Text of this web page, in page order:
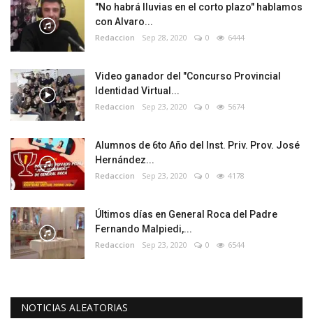
"No habrá lluvias en el corto plazo" hablamos
con Alvaro...
Redaccion Sep 28, 2020 0 6444
Video ganador del "Concurso Provincial
Identidad Virtual...
Redaccion Sep 23, 2020 0 5674
Alumnos de 6to Año del Inst. Priv. Prov. José
Hernández...
Redaccion Sep 23, 2020 0 4178
Últimos días en General Roca del Padre
Fernando Malpiedi,...
Redaccion Sep 23, 2020 0 6544
NOTICIAS ALEATORIAS